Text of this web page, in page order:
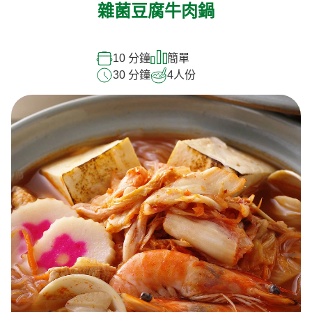
雜菌豆腐牛肉鍋
10 分鐘
簡單
30 分鐘
4人份